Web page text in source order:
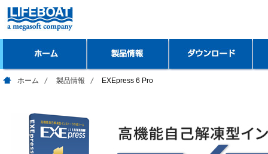
ホーム 製品情報 EXEpress 6 Pro